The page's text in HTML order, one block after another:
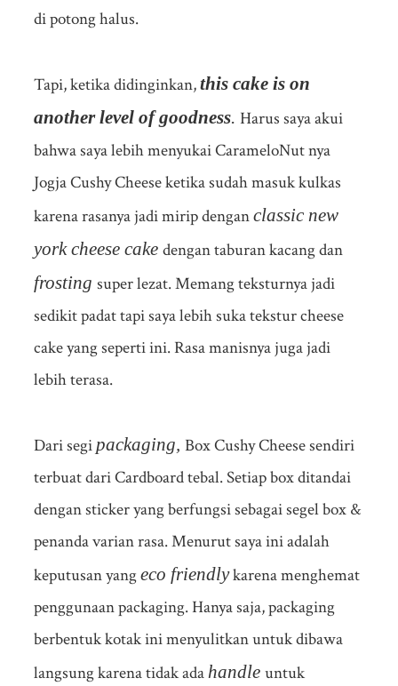
di potong halus.
Tapi, ketika didinginkan,this cake is on
another level of goodness. Harus saya akui
bahwa saya lebih menyukai CarameloNut nya
Jogja Cushy Cheese ketika sudah masuk kulkas
karena rasanya jadi mirip denganclassic new
york cheese cake dengan taburan kacang dan
frosting super lezat. Memang teksturnya jadi
sedikit padat tapi saya lebih suka tekstur cheese
cake yang seperti ini. Rasa manisnya juga jadi
lebih terasa.
Dari segipackaging, Box Cushy Cheese sendiri
terbuat dari Cardboard tebal. Setiap box ditandai
dengan sticker yang berfungsi sebagai segel box &
penanda varian rasa. Menurut saya ini adalah
keputusan yangeco friendlykarena menghemat
penggunaan packaging. Hanya saja, packaging
berbentuk kotak ini menyulitkan untuk dibawa
langsung karena tidak adahandle untuk